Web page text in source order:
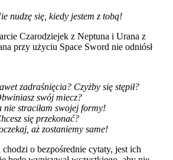
nudzę się, kiedy jestem z tobą!
Czarodziejek z Neptuna i Urana z
przy użyciu Space Sword nie odniósł
zadraśnięcia? Czyżby się stępił?
swój miecz?
nie straciłam swojej formy!
się przekonać?
aż zostaniemy same!
o bezpośrednie cytaty, jest ich